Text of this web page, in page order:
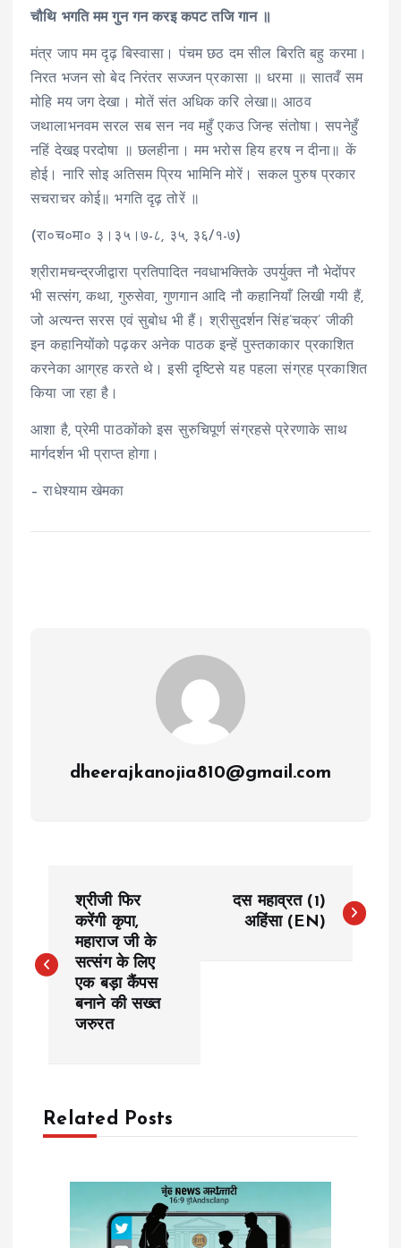
चौथि भगति मम गुन गन करइ कपट तजि गान ॥
मंत्र जाप मम दृढ़ बिस्वासा। पंचम छठ दम सील बिरति बहु करमा।
निरत भजन सो बेद निरंतर सज्जन प्रकासा ॥ धरमा ॥ सातवँ सम
मोहि मय जग देखा। मोतें संत अधिक करि लेखा॥ आठव
जथालाभनवम सरल सब सन नव महुँ एकउ जिन्ह संतोषा। सपनेहुँ
नहिं देखइ परदोषा ॥ छलहीना। मम भरोस हिय हरष न दीना॥ कें
होई। नारि सोइ अतिसम प्रिय भामिनि मोरें। सकल पुरुष प्रकार
सचराचर कोई॥ भगति दृढ़ तोरें ॥
(रा०च०मा० ३।३५।७-८, ३५, ३६/१-७)
श्रीरामचन्द्रजीद्वारा प्रतिपादित नवधाभक्तिके उपर्युक्त नौ भेदोंपर
भी सत्संग, कथा, गुरुसेवा, गुणगान आदि नौ कहानियाँ लिखी गयी हैं,
जो अत्यन्त सरस एवं सुबोध भी हैं। श्रीसुदर्शन सिंह’चक्र’ जीकी
इन कहानियोंको पढ़‌कर अनेक पाठक इन्हें पुस्तकाकार प्रकाशित
करनेका आग्रह करते थे। इसी दृष्टिसे यह पहला संग्रह प्रकाशित
किया जा रहा है।
आशा है, प्रेमी पाठकोंको इस सुरुचिपूर्ण संग्रहसे प्रेरणाके साथ
मार्गदर्शन भी प्राप्त होगा।
– राधेश्याम खेमका
dheerajkanojia810@gmail.com
s
a
v
श्रीजी फिर
करेंगी कृपा,
महाराज जी के
सत्संग के लिए
एक बड़ा कैंपस
बनाने की सख्त
जरुरत
दस महाव्रत (1)
अहिंसा (EN)
Related Posts